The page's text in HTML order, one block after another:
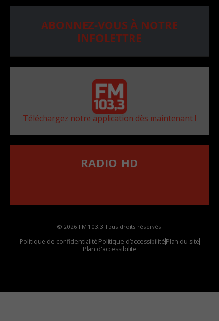
ABONNEZ-VOUS À NOTRE
INFOLETTRE
Téléchargez notre application dès maintenant !
RADIO HD
© 2026 FM 103,3 Tous droits réservés.
Politique de confidentialitéPolitique d’accessibilitéPlan du site
Plan d'accessibilite